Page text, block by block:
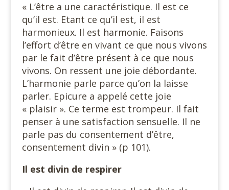
« L’être a une caractéristique. Il est ce
qu’il est. Etant ce qu’il est, il est
harmonieux. Il est harmonie. Faisons
l’effort d’être en vivant ce que nous vivons
par le fait d’être présent à ce que nous
vivons. On ressent une joie débordante.
L’harmonie parle parce qu’on la laisse
parler. Epicure a appelé cette joie
« plaisir ». Ce terme est trompeur. Il fait
penser à une satisfaction sensuelle. Il ne
parle pas du consentement d’être,
consentement divin » (p 101).
Il est divin de respirer